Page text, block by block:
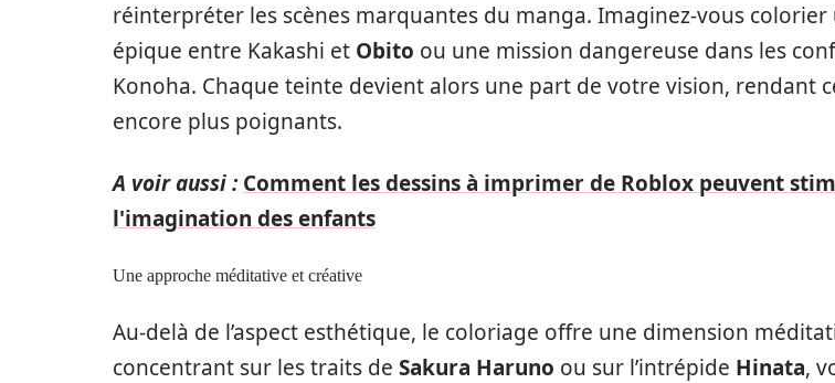
réinterpréter les scènes marquantes du manga. Imaginez-vous
épique entre Kakashi et Obito ou une mission dangereuse dans les
Konoha. Chaque teinte devient alors une part de votre vision, rendant
encore plus poignants.
A voir aussi : Comment les dessins à imprimer de Roblox peuvent
l'imagination des enfants
Une approche méditative et créative
Au-delà de l’aspect esthétique, le coloriage offre une dimension
concentrant sur les traits de Sakura Haruno ou sur l’intrépide Hinata,